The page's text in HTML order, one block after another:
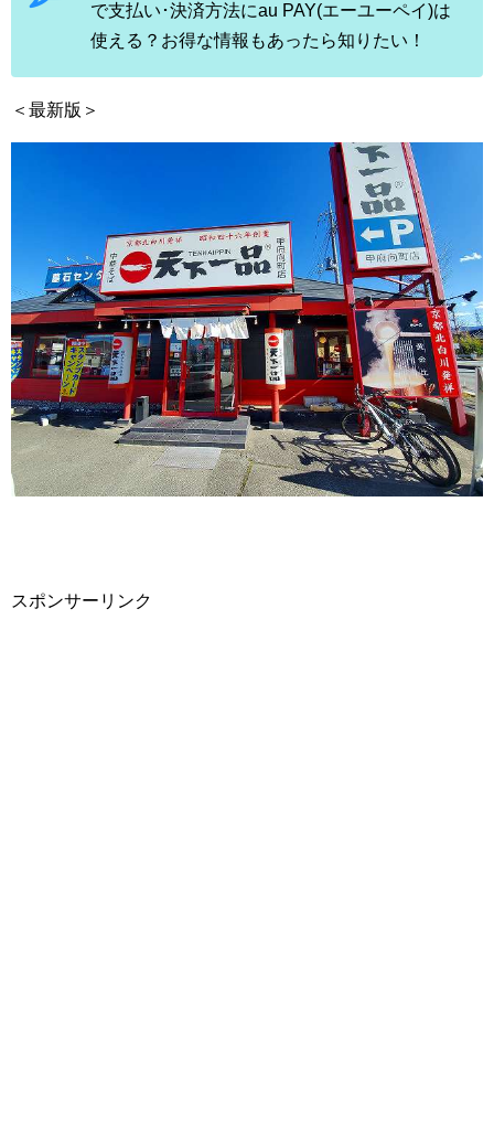
で支払い･決済方法にau PAY(エーユーペイ)は
使える？お得な情報もあったら知りたい！
＜最新版＞
スポンサーリンク